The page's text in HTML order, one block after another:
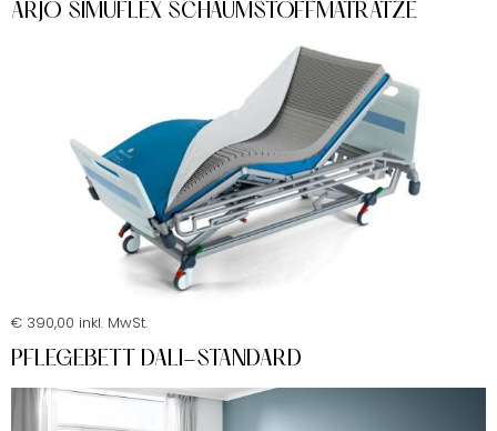
ARJO SIMUFLEX SCHAUMSTOFFMATRATZE
€ 390,00 inkl. MwSt.
PFLEGEBETT DALI-STANDARD